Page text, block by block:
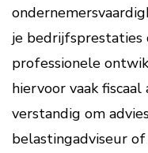
je bedrijfsprestaties
professionele
hiervoor vaak
verstandig om
belastingadviseur